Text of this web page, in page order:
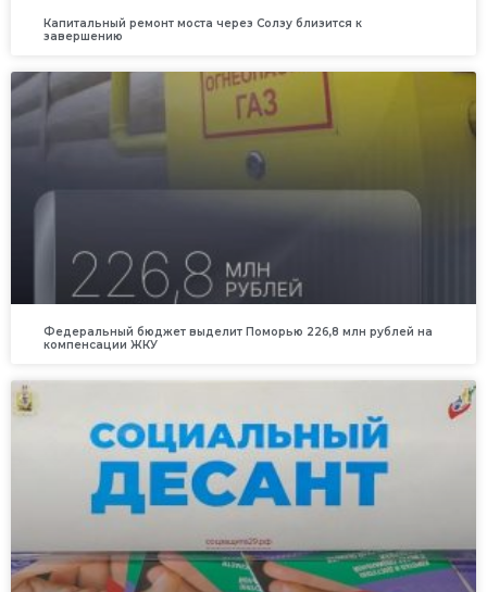
Капитальный ремонт моста через Солзу близится к
завершению
Федеральный бюджет выделит Поморью 226,8 млн рублей на
компенсации ЖКУ